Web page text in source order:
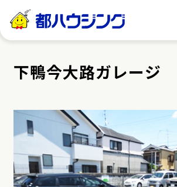
都ハウジング
下鴨今大路ガレージ